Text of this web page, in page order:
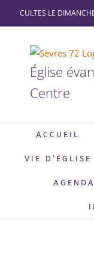
Passer
au
CULTES LE
Église
Centre
ACCUEIL
VIE D’ÉGLISE
AGENDA